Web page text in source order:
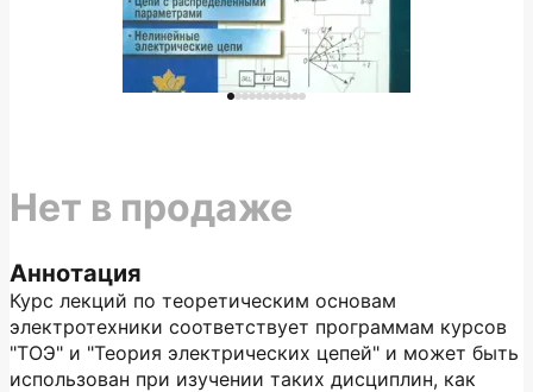
Аннотация
Курс лекций по теоретическим основам
электротехники соответствует программам курсов
"ТОЭ" и "Теория электрических цепей" и может быть
использован при изучении таких дисциплин, как
Нет в продаже